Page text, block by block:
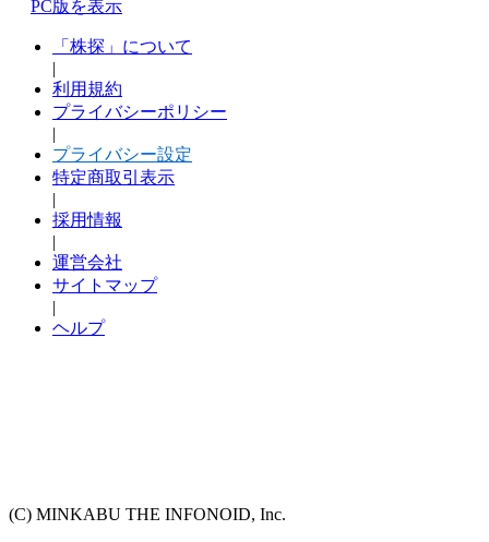
PC版を表示
「株探」について
|
利用規約
プライバシーポリシー
|
プライバシー設定
特定商取引表示
|
採用情報
|
運営会社
サイトマップ
|
ヘルプ
(C) MINKABU THE INFONOID, Inc.